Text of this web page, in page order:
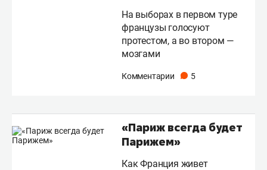
На выборах в первом туре
французы голосуют
протестом, а во втором —
мозгами
Комментарии 5
«Париж всегда будет
Парижем»
Как Франция живет